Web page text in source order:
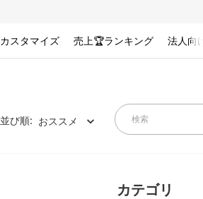
カスタマイズ 売上🏆ランキング 法人向け
並び順: おススメ
カテゴリ